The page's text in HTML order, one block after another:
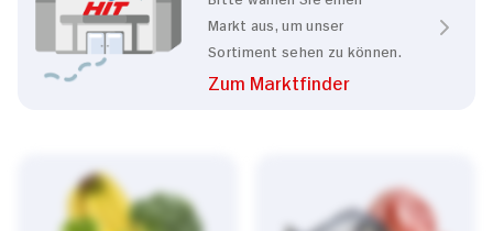
Markt aus, um unser
Sortiment sehen zu können.
Zum Marktfinder